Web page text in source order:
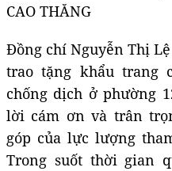
CAO THĂNG
Đồng chí Nguyễn Thị
trao tặng khẩu trang
chống dịch ở phường
lời cám ơn và trân
góp của lực lượng
Trong suốt thời gian